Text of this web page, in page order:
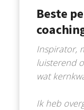
Beste
Inspirator,
luisterend
wat
Ik heb